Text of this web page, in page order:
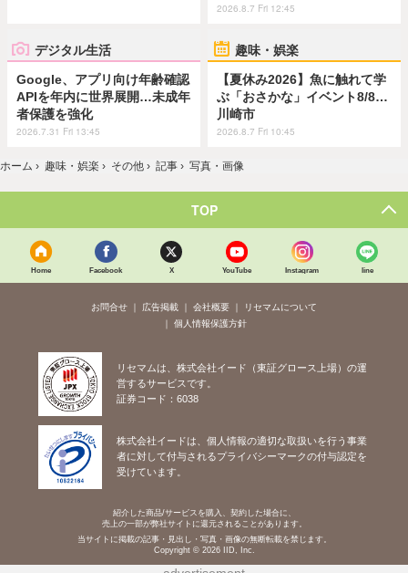
2026.8.7 Fri 12:45
デジタル生活
Google、アプリ向け年齢確認
APIを年内に世界展開…未成年
者保護を強化
2026.7.31 Fri 13:45
趣味・娯楽
【夏休み2026】魚に触れて学
ぶ「おさかな」イベント8/8…
川崎市
2026.8.7 Fri 10:45
ホーム › 趣味・娯楽 › その他 › 記事 › 写真・画像
TOP
Home Facebook X YouTube Instagram line
お問合せ 広告掲載 会社概要
リセマムについて
個人情報保護方針
リセマムは、株式会社イード（東証グロース上場）の運
営するサービスです。
証券コード：6038
株式会社イードは、個人情報の適切な取扱いを行う事業
者に対して付与されるプライバシーマークの付与認定を
受けています。
紹介した商品/サービスを購入、契約した場合に、
売上の一部が弊社サイトに還元されることがあります。
当サイトに掲載の記事・見出し・写真・画像の無断転載を禁じます。
Copyright © 2026 IID, Inc.